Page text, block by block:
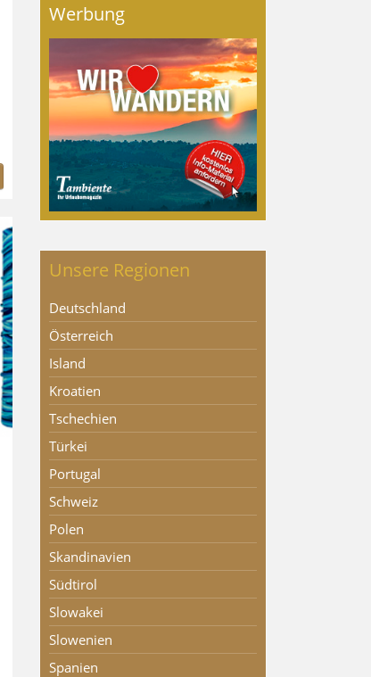
Werbung
Unsere Regionen
Deutschland
Österreich
Island
Kroatien
Tschechien
Türkei
Portugal
Schweiz
Polen
Skandinavien
Südtirol
Slowakei
Slowenien
Spanien